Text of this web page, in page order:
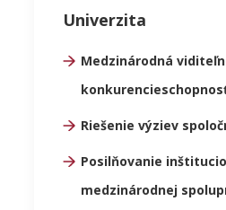
Univerzita
Medzinárodná
Riešenie výziev
Posilňovanie
medzinárodnej